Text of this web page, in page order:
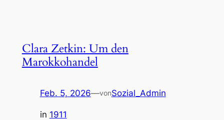
Clara Zetkin: Um den
Marokkohandel
Feb. 5, 2026—vonSozial_Admin
in 1911